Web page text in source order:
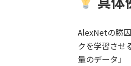
AlexNetの勝
クを学習させ
量のデータ」